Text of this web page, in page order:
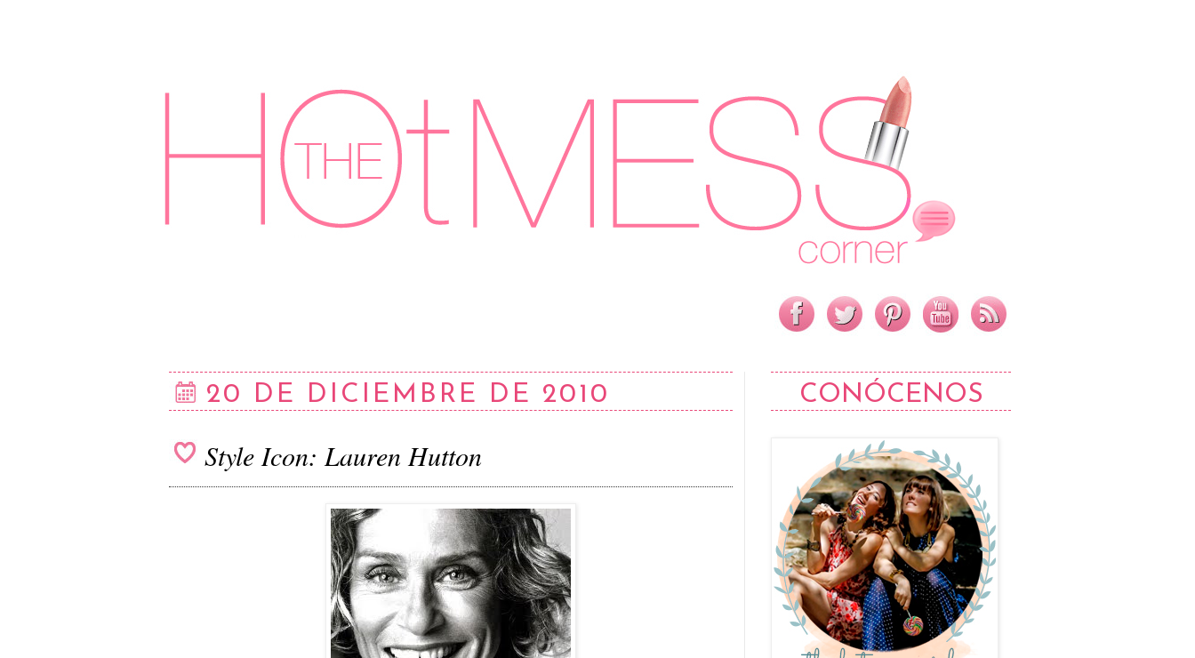
20 DE DICIEMBRE DE 2010
Style Icon: Lauren Hutton
CONÓCENOS